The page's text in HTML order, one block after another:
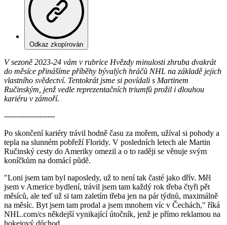
Odkaz zkopírován
V sezoně 2023-24 vám v rubrice Hvězdy minulosti zhruba dvakrát
do měsíce přinášíme příběhy bývalých hráčů NHL na základě jejich
vlastního svědectví. Tentokrát jsme si povídali s Martinem
Ručinským, jenž vedle reprezentačních triumfů prožil i dlouhou
kariéru v zámoří.
--------------------
Po skončení kariéry trávil hodně času za mořem, užíval si pohody a
tepla na slunném pobřeží Floridy. V posledních letech ale Martin
Ručinský cesty do Ameriky omezil a o to raději se věnuje svým
koníčkům na domácí půdě.
"Loni jsem tam byl naposledy, už to není tak časté jako dřív. Měl
jsem v Americe bydlení, trávil jsem tam každý rok třeba čtyři pět
měsíců, ale teď už si tam zaletím třeba jen na pár týdnů, maximálně
na měsíc. Byt jsem tam prodal a jsem mnohem víc v Čechách," říká
NHL.com/cs někdejší vynikající útočník, jenž je přímo reklamou na
hokejový důchod.